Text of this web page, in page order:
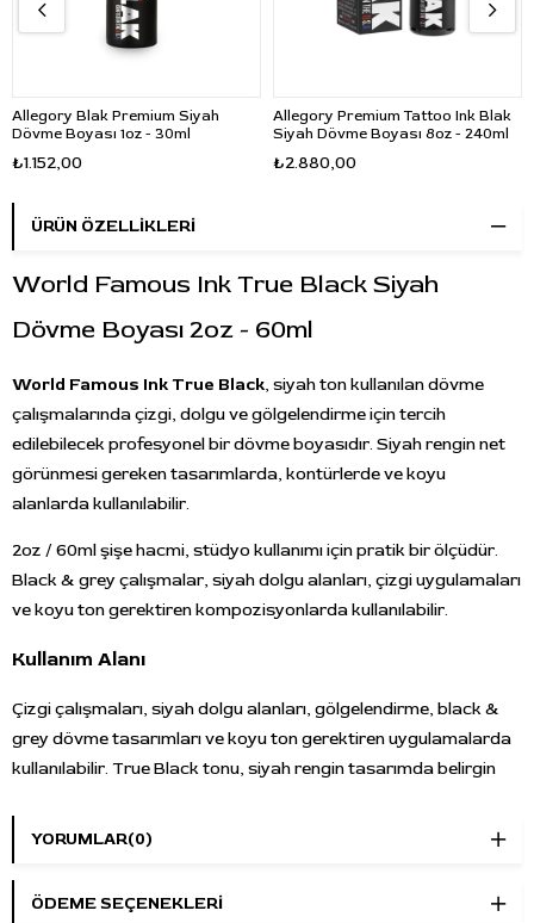
Allegory Blak Premium Siyah
Dövme Boyası 1oz - 30ml
₺1.152,00
Allegory Premium Tattoo Ink Blak
Siyah Dövme Boyası 8oz - 240ml
₺2.880,00
ÜRÜN ÖZELLIKLERI
World Famous Ink True Black Siyah
Dövme Boyası 2oz - 60ml
World Famous Ink True Black, siyah ton kullanılan dövme
çalışmalarında çizgi, dolgu ve gölgelendirme için tercih
edilebilecek profesyonel bir dövme boyasıdır. Siyah rengin net
görünmesi gereken tasarımlarda, kontürlerde ve koyu
alanlarda kullanılabilir.
2oz / 60ml şişe hacmi, stüdyo kullanımı için pratik bir ölçüdür.
Black & grey çalışmalar, siyah dolgu alanları, çizgi uygulamaları
ve koyu ton gerektiren kompozisyonlarda kullanılabilir.
Kullanım Alanı
Çizgi çalışmaları, siyah dolgu alanları, gölgelendirme, black &
grey dövme tasarımları ve koyu ton gerektiren uygulamalarda
kullanılabilir. True Black tonu, siyah rengin tasarımda belirgin
Öne Çıkan Özellikler
Ürün adı:True Black
YORUMLAR(0)
ÖDEME SEÇENEKLERI